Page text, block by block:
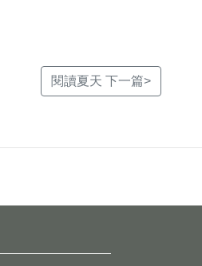
閱讀夏天 下一篇>